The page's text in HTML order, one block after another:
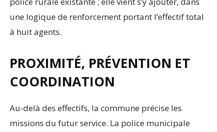
une logique de renforcement portant l’effectif total
à huit agents.
PROXIMITÉ, PRÉVENTION ET
COORDINATION
Au-delà des effectifs, la commune précise les
missions du futur service. La police municipale